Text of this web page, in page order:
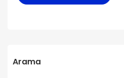
Arama